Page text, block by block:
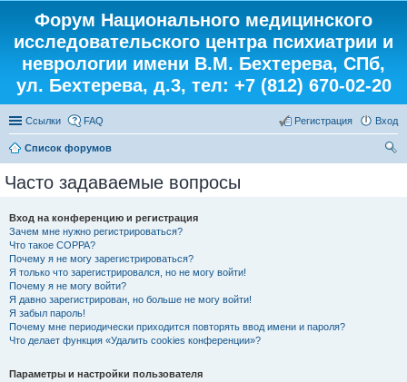
Форум Национального медицинского
исследовательского центра психиатрии и
неврологии имени В.М. Бехтерева, СПб,
ул. Бехтерева, д.3, тел: +7 (812) 670-02-20
Ссылки FAQ Вход
Регистрация
Список форумов
Часто задаваемые вопросы
Вход на конференцию и регистрация
Зачем мне нужно регистрироваться?
Что такое COPPA?
Почему я не могу зарегистрироваться?
Я только что зарегистрировался, но не могу войти!
Почему я не могу войти?
Я давно зарегистрирован, но больше не могу войти!
Я забыл пароль!
Почему мне периодически приходится повторять ввод имени и пароля?
Что делает функция «Удалить cookies конференции»?
Параметры и настройки пользователя